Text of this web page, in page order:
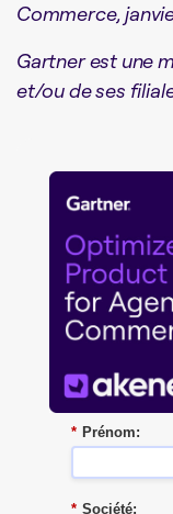
Commerce,
Gartner est une
et/ou de ses
* Prénom:
* Société: